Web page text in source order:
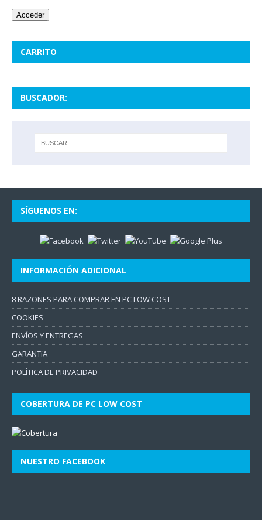
Acceder
CARRITO
BUSCADOR:
SÍGUENOS EN:
INFORMACIÓN ADICIONAL
8 RAZONES PARA COMPRAR EN PC LOW COST
COOKIES
ENVÍOS Y ENTREGAS
GARANTíA
POLÍTICA DE PRIVACIDAD
COBERTURA DE PC LOW COST
NUESTRO FACEBOOK